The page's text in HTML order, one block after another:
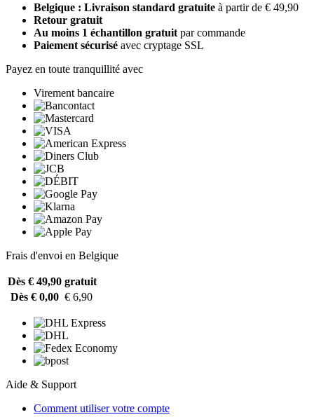
Belgique : Livraison standard gratuite à partir de € 49,90
Retour gratuit
Au moins 1 échantillon gratuit par commande
Paiement sécurisé avec cryptage SSL
Payez en toute tranquillité avec
Virement bancaire
Frais d'envoi en Belgique
Dès € 49,90 gratuit
Dès € 0,00 € 6,90
Aide & Support
Comment utiliser votre compte